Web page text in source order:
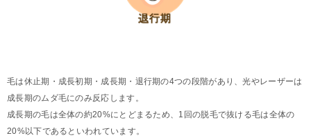
毛は休止期・成長初期・成長期・退行期の4つの段階があり、光やレーザーは
成長期のムダ毛にのみ反応します。
成長期の毛は全体の約20%にとどまるため、1回の脱毛で抜ける毛は全体の
20%以下であるといわれています。